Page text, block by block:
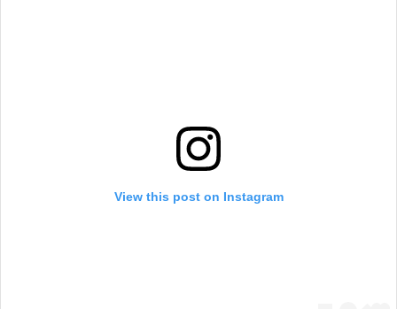
View this post on Instagram